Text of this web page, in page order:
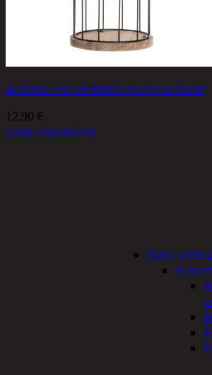
Auto, vene
4LIVING LINTUHÄKKI 13,5×13,5×25CM
12,90 €
Lisää ostoskoriin